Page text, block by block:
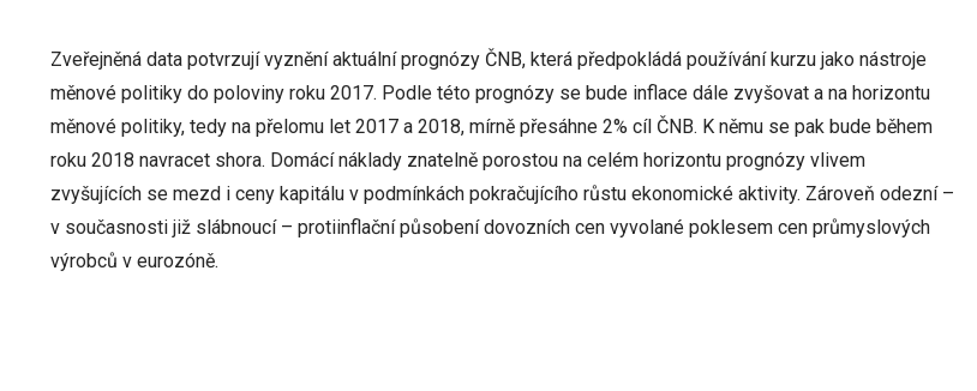
Zveřejněná data potvrzují vyznění aktuální prognózy ČNB, která předpokládá používání kurzu jako nástroje
měnové politiky do poloviny roku 2017. Podle této prognózy se bude inflace dále zvyšovat a na horizontu
měnové politiky, tedy na přelomu let 2017 a 2018, mírně přesáhne 2% cíl ČNB. K němu se pak bude během
roku 2018 navracet shora. Domácí náklady znatelně porostou na celém horizontu prognózy vlivem
zvyšujících se mezd i ceny kapitálu v podmínkách pokračujícího růstu ekonomické aktivity. Zároveň odezní –
v současnosti již slábnoucí – protiinflační působení dovozních cen vyvolané poklesem cen průmyslových
výrobců v eurozóně.